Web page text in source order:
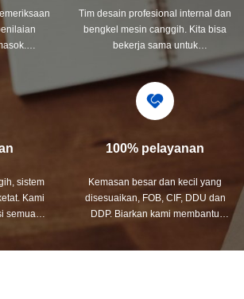
Tim desain profesional internal dan
bengkel mesin canggih. Kita bisa
bekerja sama untuk
mengembangkan produk yang
Anda butuhkan.
sistem
Kami
semua
100% pelayanan
Kemasan besar dan kecil yang
disesuaikan, FOB, CIF, DDU dan
DDP. Biarkan kami membantu